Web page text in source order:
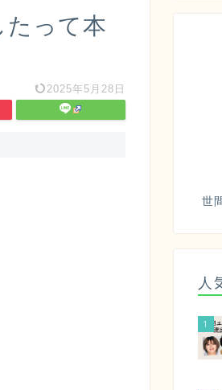
たって本
2025年5月28日
世
人
1